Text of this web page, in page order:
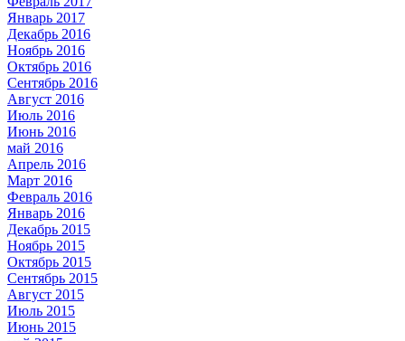
Январь 2017
Декабрь 2016
Ноябрь 2016
Октябрь 2016
Сентябрь 2016
Август 2016
Июль 2016
Июнь 2016
май 2016
Апрель 2016
Март 2016
Февраль 2016
Январь 2016
Декабрь 2015
Ноябрь 2015
Октябрь 2015
Сентябрь 2015
Август 2015
Июль 2015
Июнь 2015